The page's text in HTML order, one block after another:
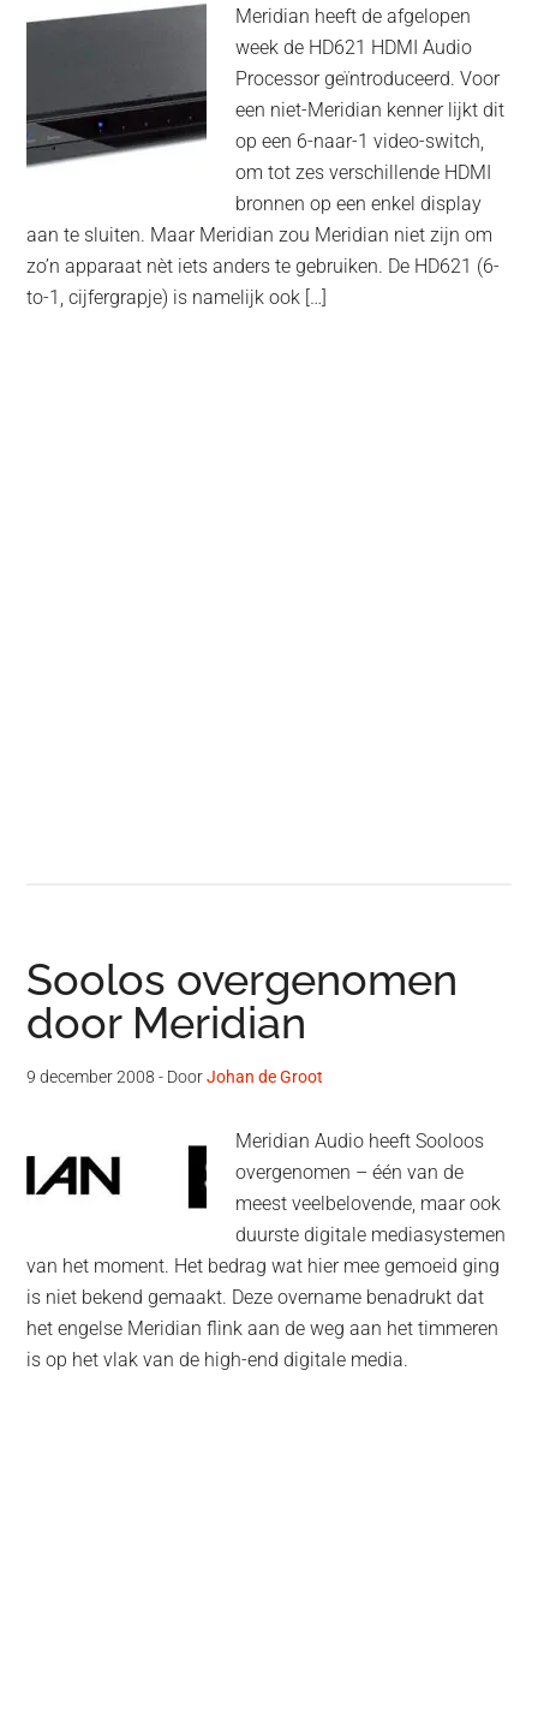
Meridian heeft de afgelopen
week de HD621 HDMI Audio
Processor geïntroduceerd. Voor
een niet-Meridian kenner lijkt dit
op een 6-naar-1 video-switch,
om tot zes verschillende HDMI
bronnen op een enkel display
aan te sluiten. Maar Meridian zou Meridian niet zijn om
zo’n apparaat nèt iets anders te gebruiken. De HD621 (6-
to-1, cijfergrapje) is namelijk ook […]
Soolos overgenomen
door Meridian
9 december 2008 - DoorJohan de Groot
Meridian Audio heeft Sooloos
overgenomen – één van de
meest veelbelovende, maar ook
duurste digitale mediasystemen
van het moment. Het bedrag wat hier mee gemoeid ging
is niet bekend gemaakt. Deze overname benadrukt dat
het engelse Meridian flink aan de weg aan het timmeren
is op het vlak van de high-end digitale media.